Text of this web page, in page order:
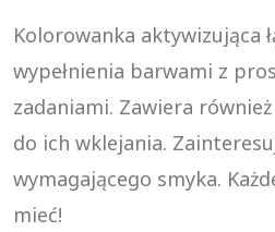
Kolorowanka aktywizująca
wypełnienia barwami z
zadaniami. Zawiera
do ich wklejania.
wymagającego smyka.
mieć!